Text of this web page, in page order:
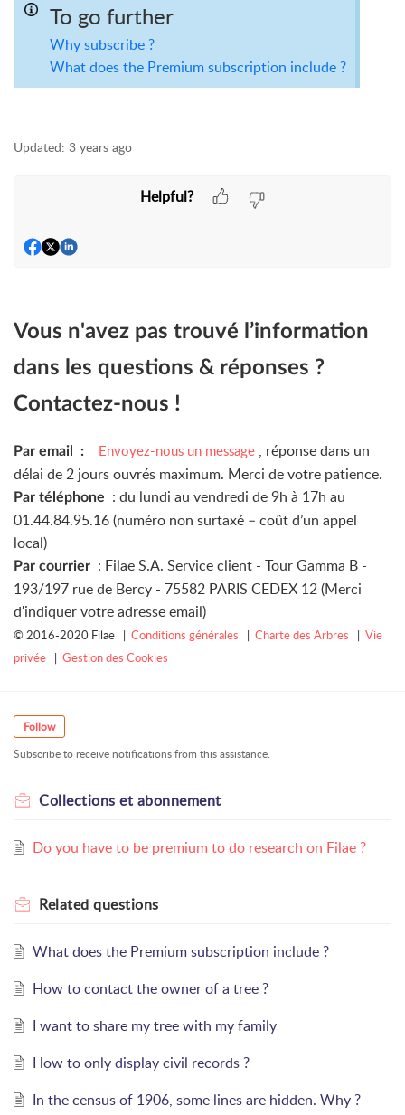
To go further
Why subscribe ?
What does the Premium subscription include ?
Updated: 3 years ago
Helpful?
Vous n'avez pas trouvé l’information
dans les questions & réponses ?
Contactez-nous !
Par email : Envoyez-nous un message , réponse dans un
délai de 2 jours ouvrés maximum. Merci de votre patience.
Par téléphone : du lundi au vendredi de 9h à 17h au
01.44.84.95.16 (numéro non surtaxé – coût d’un appel
local)
Par courrier : Filae S.A. Service client - Tour Gamma B -
193/197 rue de Bercy - 75582 PARIS CEDEX 12 (Merci
d'indiquer votre adresse email)
© 2016-2020 Filae | Conditions générales | Charte des Arbres | Vie
privée | Gestion des Cookies
Follow
Subscribe to receive notifications from this assistance.
Collections et abonnement
Do you have to be premium to do research on Filae ?
Related questions
What does the Premium subscription include ?
How to contact the owner of a tree ?
I want to share my tree with my family
How to only display civil records ?
In the census of 1906, some lines are hidden. Why ?